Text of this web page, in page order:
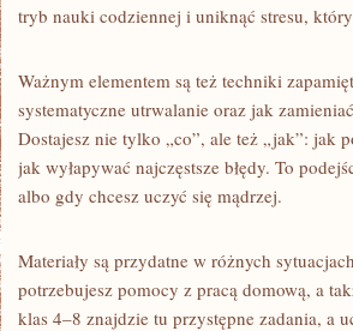
tryb nauki codziennej i uniknąć stresu,
Ważnym elementem są też techniki
systematyczne utrwalanie oraz jak
Dostajesz nie tylko „co”, ale też „jak”: jak
jak wyłapywać najczęstsze błędy. To
albo gdy chcesz uczyć się mądrzej.
Materiały są przydatne w różnych
potrzebujesz pomocy z pracą domową, a
klas 4–8 znajdzie tu przystępne zadania, a